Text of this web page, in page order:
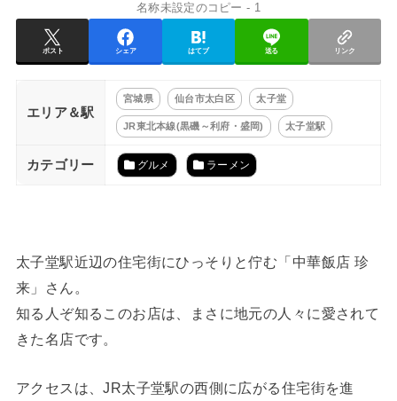
名称未設定のコピー - 1
ポスト シェア はてブ 送る リンク
エリア＆駅
宮城県 仙台市太白区 太子堂
JR東北本線(黒磯～利府・盛岡) 太子堂駅
カテゴリー グルメ ラーメン
太子堂駅近辺の住宅街にひっそりと佇む「中華飯店 珍
来」さん。
知る人ぞ知るこのお店は、まさに地元の人々に愛されて
きた名店です。
アクセスは、JR太子堂駅の西側に広がる住宅街を進